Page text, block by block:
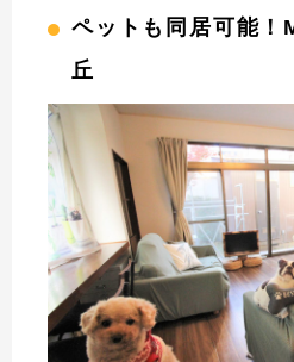
ペットも同居可能
丘